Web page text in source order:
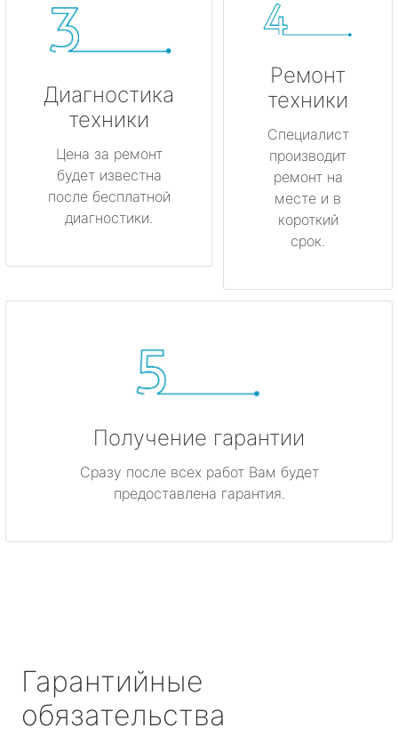
Диагностика
техники
Цена за ремонт
будет известна
после бесплатной
диагностики.
Ремонт
техники
Специалист
производит
ремонт на
месте и в
короткий
срок.
Получение гарантии
Сразу после всех работ Вам будет
предоставлена гарантия.
Гарантийные
обязательства